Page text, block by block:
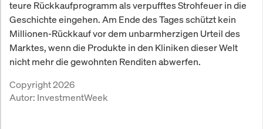
teure Rückkaufprogramm als verpufftes Strohfeuer in die
Geschichte eingehen. Am Ende des Tages schützt kein
Millionen-Rückkauf vor dem unbarmherzigen Urteil des
Marktes, wenn die Produkte in den Kliniken dieser Welt
nicht mehr die gewohnten Renditen abwerfen.
Copyright 2026
Autor: InvestmentWeek